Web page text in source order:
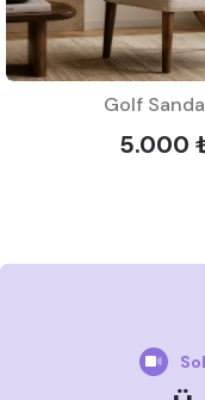
Golf
5.000